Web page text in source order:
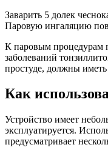
Заварить 5 долек
Паровую ингаляцию
К паровым процедурам
заболеваний
простуде, должны иметь
Как
Устройство имеет
эксплуатируется.
предусматривает